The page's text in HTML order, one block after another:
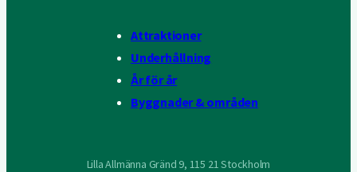
Attraktioner
Underhållning
År för år
Byggnader & områden
Lilla Allmänna Gränd 9, 115 21 Stockholm